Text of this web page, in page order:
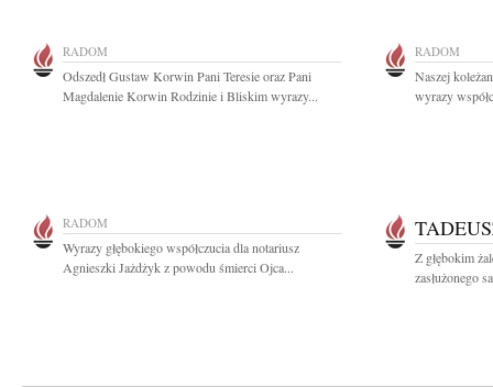
RADOM
Odszedł Gustaw Korwin Pani Teresie oraz Pani
Magdalenie Korwin Rodzinie i Bliskim wyrazy...
RADOM
Naszej
wyrazy
RADOM
Wyrazy głębokiego współczucia dla notariusz
Agnieszki Jażdżyk z powodu śmierci Ojca...
Z głębokim
zasłużonego